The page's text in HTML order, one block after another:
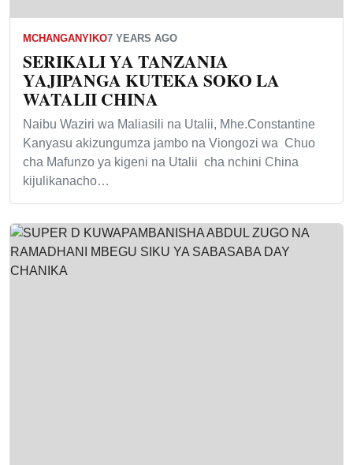
MCHANGANYIKO7 YEARS AGO
SERIKALI YA TANZANIA
YAJIPANGA KUTEKA SOKO LA
WATALII CHINA
Naibu Waziri wa Maliasili na Utalii, Mhe.Constantine
Kanyasu akizungumza jambo na Viongozi wa Chuo
cha Mafunzo ya kigeni na Utalii cha nchini China
kijulikanacho…